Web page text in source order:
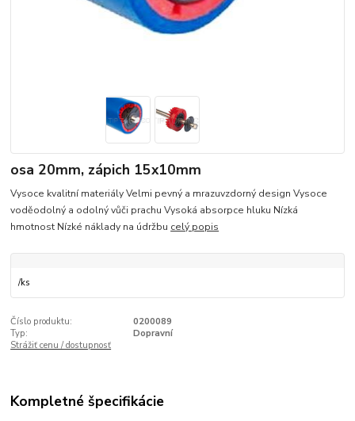
osa 20mm, zápich 15x10mm
Vysoce kvalitní materiály Velmi pevný a mrazuvzdorný design Vysoce
voděodolný a odolný vůči prachu Vysoká absorpce hluku Nízká
hmotnost Nízké náklady na údržbu celý popis
/ks
Číslo produktu:
0200089
Typ:
Dopravní
Strážiť cenu / dostupnosť
Kompletné špecifikácie